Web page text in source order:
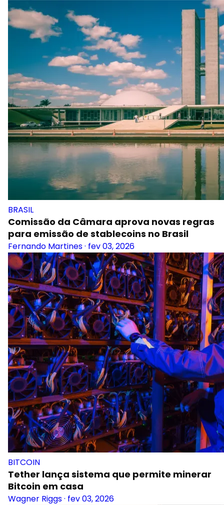
BRASIL
Comissão da Câmara aprova novas regras
para emissão de stablecoins no Brasil
Fernando Martines· fev 03, 2026
BITCOIN
Tether lança sistema que permite minerar
Bitcoin em casa
Wagner Riggs· fev 03, 2026